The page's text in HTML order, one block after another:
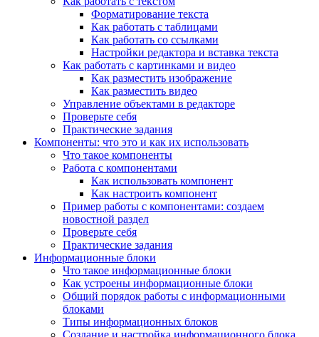
Форматирование текста
Как работать с таблицами
Как работать со ссылками
Настройки редактора и вставка текста
Как работать с картинками и видео
Как разместить изображение
Как разместить видео
Управление объектами в редакторе
Проверьте себя
Практические задания
Компоненты: что это и как их использовать
Что такое компоненты
Работа с компонентами
Как использовать компонент
Как настроить компонент
Пример работы с компонентами: создаем
новостной раздел
Проверьте себя
Практические задания
Информационные блоки
Что такое информационные блоки
Как устроены информационные блоки
Общий порядок работы с информационными
блоками
Типы информационных блоков
Создание и настройка информационного блока